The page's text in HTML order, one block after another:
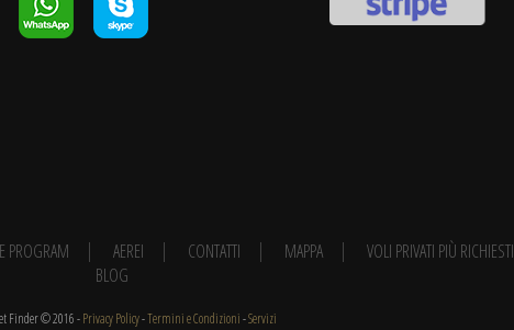
PROGRAM AEREI CONTATTI MAPPA VOLI PRIVATI PIÙ RICHIESTI
BLOG
Finder © 2016 -Privacy Policy-Termini e Condizioni-Servizi